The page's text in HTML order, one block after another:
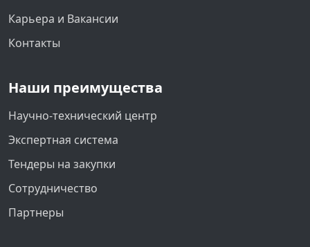
Карьера и Вакансии
Контакты
Наши преимущества
Научно-технический центр
Экспертная система
Тендеры на закупки
Сотрудничество
Партнеры